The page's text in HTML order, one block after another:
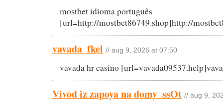
mostbet idioma português
[url=http://mostbet86749.shop]http://
vavada_fkel // aug 9, 2026 at 07:50
vavada hr casino
Vivod iz zapoya na domy_ssOt // aug 9,